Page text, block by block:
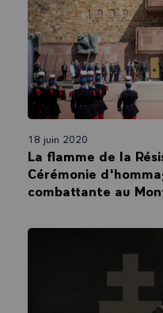
18 juin 2020
La flamme de la
Cérémonie
combattante au